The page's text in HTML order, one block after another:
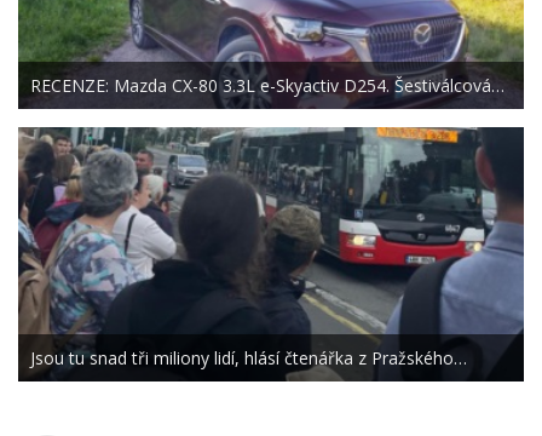
RECENZE: Mazda CX-80 3.3L e-Skyactiv D254. Šestiválcová…
Jsou tu snad tři miliony lidí, hlásí čtenářka z Pražského…